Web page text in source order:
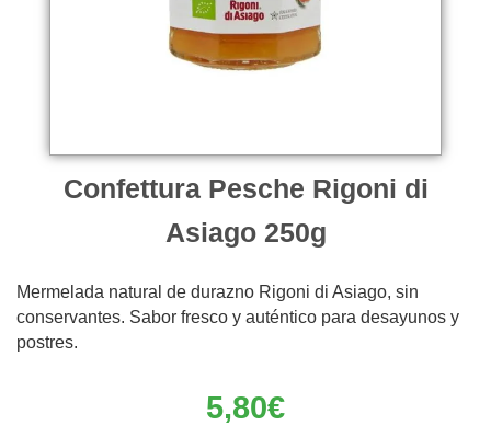
Confettura Pesche Rigoni di
Asiago 250g
Mermelada natural de durazno Rigoni di Asiago, sin
conservantes. Sabor fresco y auténtico para desayunos y
postres.
5,80€